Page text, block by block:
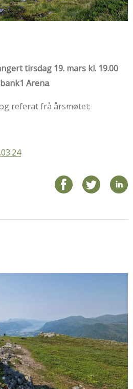
tirsdag 19. mars kl. 19.00
Arena.
referat frå årsmøtet: